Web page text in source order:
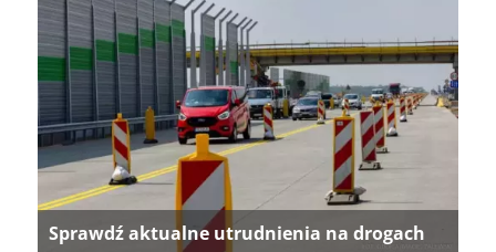
Sprawdź aktualne utrudnienia na drogach